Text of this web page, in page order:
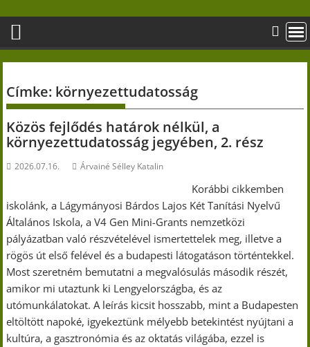
content
Címke: környezettudatosság
Közös fejlődés határok nélkül, a
környezettudatosság jegyében, 2. rész
2026.07.16. Árvainé Sélley Katalin
Korábbi cikkemben
iskolánk, a Lágymányosi Bárdos Lajos Két Tanítási Nyelvű
Általános Iskola, a V4 Gen Mini-Grants nemzetközi
pályázatban való részvételével ismertettelek meg, illetve a
rögös út első felével és a budapesti látogatáson történtekkel.
Most szeretném bemutatni a megvalósulás második részét,
amikor mi utaztunk ki Lengyelországba, és az
utómunkálatokat. A leírás kicsit hosszabb, mint a Budapesten
eltöltött napoké, igyekeztünk mélyebb betekintést nyújtani a
kultúra, a gasztronómia és az oktatás világába, ezzel is